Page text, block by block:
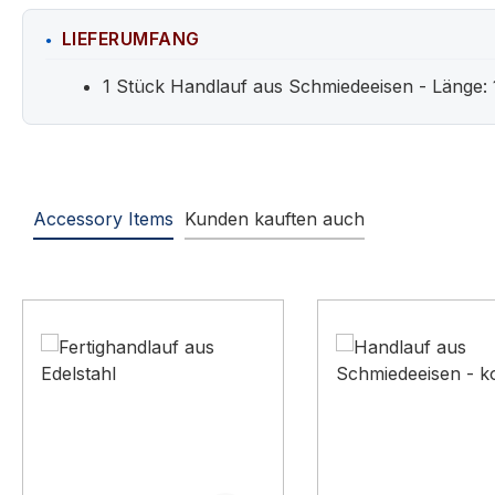
LIEFERUMFANG
1 Stück Handlauf aus Schmiedeeisen - Länge:
Accessory Items Kunden kauften auch